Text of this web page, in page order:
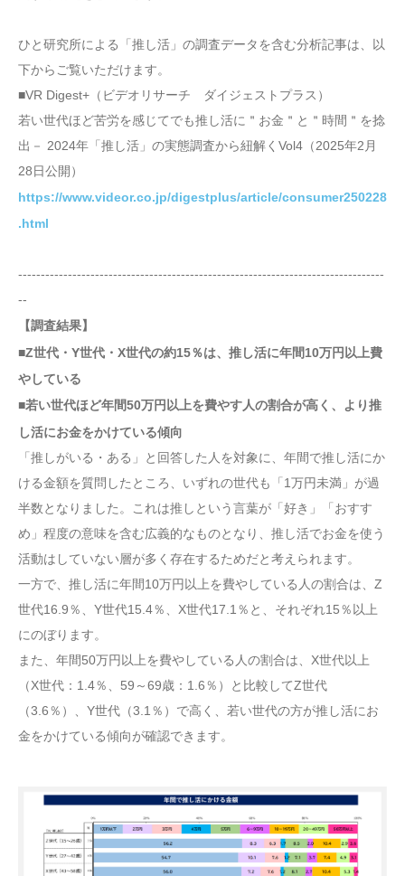
ひと研究所による「推し活」の調査データを含む分析記事は、以
下からご覧いただけます。
■VR Digest+（ビデオリサーチ ダイジェストプラス）
若い世代ほど苦労を感じてでも推し活に＂お金＂と＂時間＂を捻
出－ 2024年「推し活」の実態調査から紐解くVol4（2025年2月
28日公開）
https://www.videor.co.jp/digestplus/article/consumer250228
.html
---------------------------------------------------------------------------------
--
【調査結果】
■Z世代・Y世代・X世代の約15％は、推し活に年間10万円以上費
やしている
■若い世代ほど年間50万円以上を費やす人の割合が高く、より推
し活にお金をかけている傾向
「推しがいる・ある」と回答した人を対象に、年間で推し活にか
ける金額を質問したところ、いずれの世代も「1万円未満」が過
半数となりました。これは推しという言葉が「好き」「おすす
め」程度の意味を含む広義的なものとなり、推し活でお金を使う
活動はしていない層が多く存在するためだと考えられます。
一方で、推し活に年間10万円以上を費やしている人の割合は、Z
世代16.9％、Y世代15.4％、X世代17.1％と、それぞれ15％以上
にのぼります。
また、年間50万円以上を費やしている人の割合は、X世代以上
（X世代：1.4％、59～69歳：1.6％）と比較してZ世代
（3.6％）、Y世代（3.1％）で高く、若い世代の方が推し活にお
金をかけている傾向が確認できます。